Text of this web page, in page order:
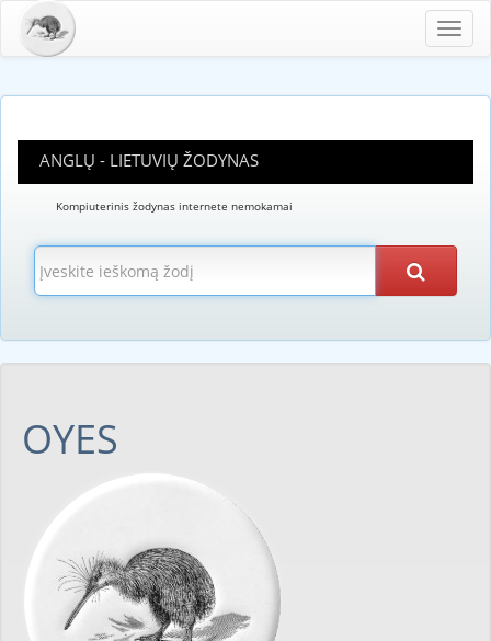
ANGLŲ - LIETUVIŲ ŽODYNAS
Kompiuterinis žodynas internete nemokamai
OYES